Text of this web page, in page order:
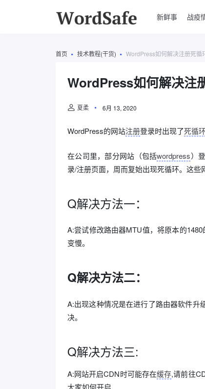
新鲜事 战疫
首页 技术教程(干货) WordPress如何解决注册死循
WordPress如何解决注
夏柔 6月 13, 2020
WordPress的网站注册登录时出现了死循
在公司里，部分网站（包括wordpress）
录/注册页面，周而复始出现死循环。这些
Q解决方法一：
A:尝试修改路由器MTU值，将原本的
变慢。
Q解决方法二：
A:出现这种情况是在进行了路由器软件升
决。
Q解决方法三:
A:网站开启CDN时可能存在缓存,请前往